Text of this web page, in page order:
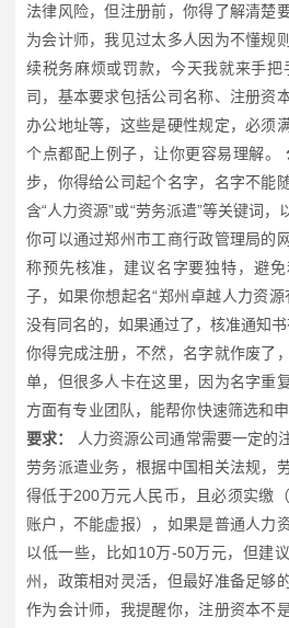
法律风险，但注册前，你得了解清楚
为会计师，我见过太多人因为不懂规
续税务麻烦或罚款，今天我就来手
司，基本要求包括公司名称、注册资
办公地址等，这些是硬性规定，必须
个点都配上例子，让你更容易理解。
步，你得给公司起个名字，名字不能
含“人力资源”或“劳务派遣”等关键词，
你可以通过郑州市工商行政管理局的
称预先核准，建议名字要独特，避
子，如果你想起名“郑州卓越人力资
没有同名的，如果通过了，核准通知
你得完成注册，不然，名字就作废了
单，但很多人卡在这里，因为名字重
方面有专业团队，能帮你快速筛选和
要求：
人力资源公司通常需要一定的
劳务派遣业务，根据中国相关法规，
得低于200万元人民币，且必须实缴
账户，不能虚报），如果是普通人力
以低一些，比如10万-50万元，但建
州，政策相对灵活，但最好准备足够
作为会计师，我提醒你，注册资本不